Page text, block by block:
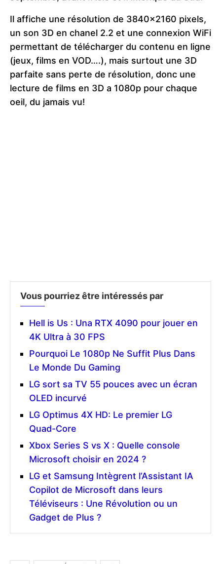
Il affiche une résolution de 3840×2160 pixels,
un son 3D en chanel 2.2 et une connexion WiFi
permettant de télécharger du contenu en ligne
(jeux, films en VOD….), mais surtout une 3D
parfaite sans perte de résolution, donc une
lecture de films en 3D a 1080p pour chaque
oeil, du jamais vu!
Vous pourriez être intéressés par
Hell is Us : Una RTX 4090 pour jouer en
4K Ultra à 30 FPS
Pourquoi Le 1080p Ne Suffit Plus Dans
Le Monde Du Gaming
LG sort sa TV 55 pouces avec un écran
OLED incurvé
LG Optimus 4X HD: Le premier LG
Quad-Core
Xbox Series S vs X : Quelle console
Microsoft choisir en 2024 ?
LG et Samsung Intègrent l’Assistant IA
Copilot de Microsoft dans leurs
Téléviseurs : Une Révolution ou un
Gadget de Plus ?